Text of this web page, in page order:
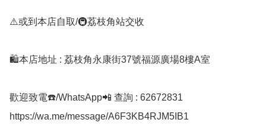
⚠️或到本店自取/🚇荔枝角站交收
🛍️本店地址 : 荔枝角永康街37號福源廣場8樓A室
歡迎致電☎️/WhatsApp📲 查詢 : 62672831
https://wa.me/message/A6F3KB4RJM5IB1